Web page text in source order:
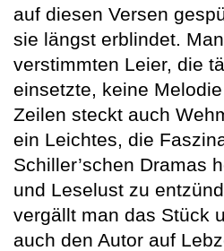
auf diesen Versen
sie längst erblindet.
verstimmten Leier, die
einsetzte, keine
Zeilen steckt auch
ein Leichtes, die
Schiller’schen Dramas
und Leselust zu
vergällt man das Stück
auch den Autor auf